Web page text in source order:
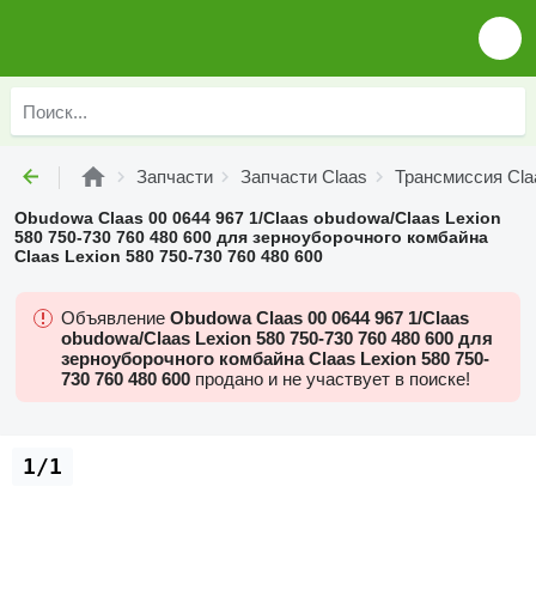
Запчасти Запчасти Claas Трансмиссия
Obudowa Claas 00 0644 967 1/Claas obudowa/Claas Lexion
580 750-730 760 480 600 для зерноуборочного комбайна
Claas Lexion 580 750-730 760 480 600
Объявление Obudowa Claas 00 0644 967 1/Claas
obudowa/Claas Lexion 580 750-730 760 480 600 для
зерноуборочного комбайна Claas Lexion 580 750-
730 760 480 600 продано и не участвует в поиске!
1/1